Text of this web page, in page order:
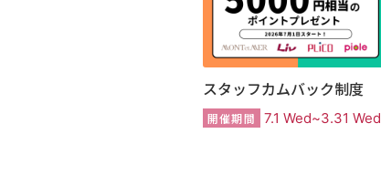
スタッフカムバック制度
開催期間 7.1 Wed~3.31 Wed